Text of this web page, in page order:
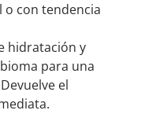
o con tendencia
hidratación y
para una
el